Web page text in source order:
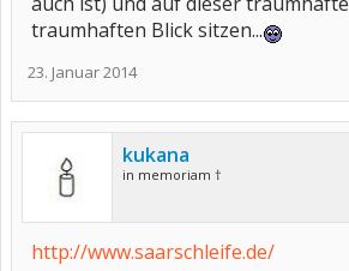
traumhaften Blick sitzen...
23. Januar 2014
kukana
in memoriam †
http://www.saarschleife.de/